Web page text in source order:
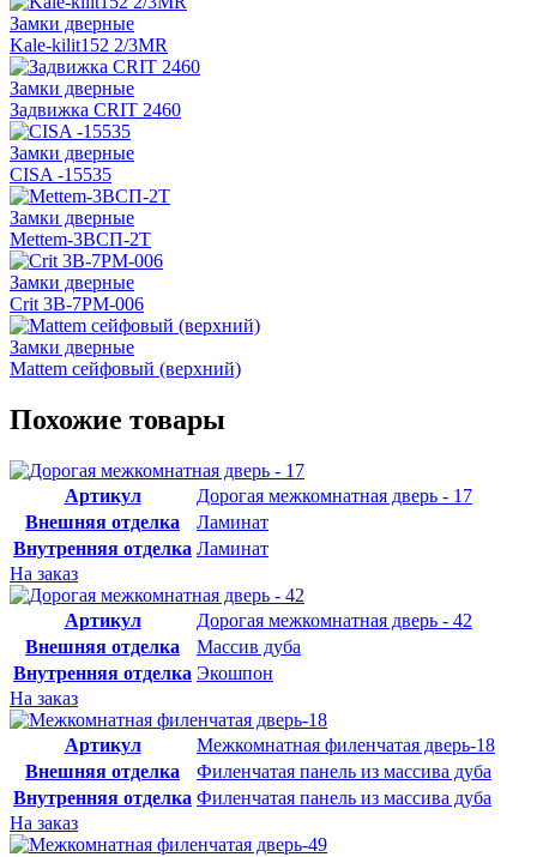
Замки дверные
Kale-kilit152 2/3MR
Замки дверные
Задвижка CRIT 2460
Замки дверные
CISA -15535
Замки дверные
Mettem-3ВСП-2Т
Замки дверные
Crit 3В-7РМ-006
Замки дверные
Mattem сейфовый (верхний)
Похожие товары
Артикул
Дорогая межкомнатная дверь - 17
Внешняя отделка
Ламинат
Внутренняя отделка Ламинат
На заказ
Артикул
Дорогая межкомнатная дверь - 42
Внешняя отделка
Массив дуба
Внутренняя отделка Экошпон
На заказ
Артикул
Межкомнатная филенчатая дверь-18
Внешняя отделка
Филенчатая панель из массива дуба
Внутренняя отделка Филенчатая панель из массива дуба
На заказ